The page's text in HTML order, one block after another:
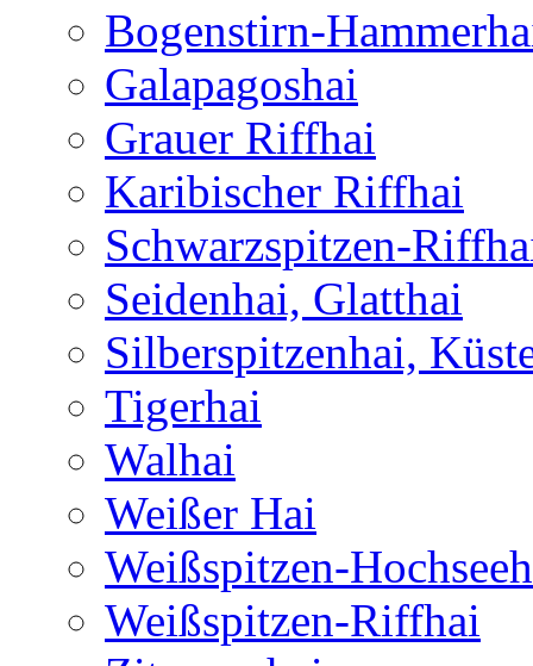
Bogenstirn-
Galapagoshai
Grauer Riffhai
Karibischer Riffhai
Schwarzspitzen-
Seidenhai, Glatthai
Silberspitzenhai,
Tigerhai
Walhai
Weißer Hai
Weißspitzen-
Weißspitzen-Riffhai